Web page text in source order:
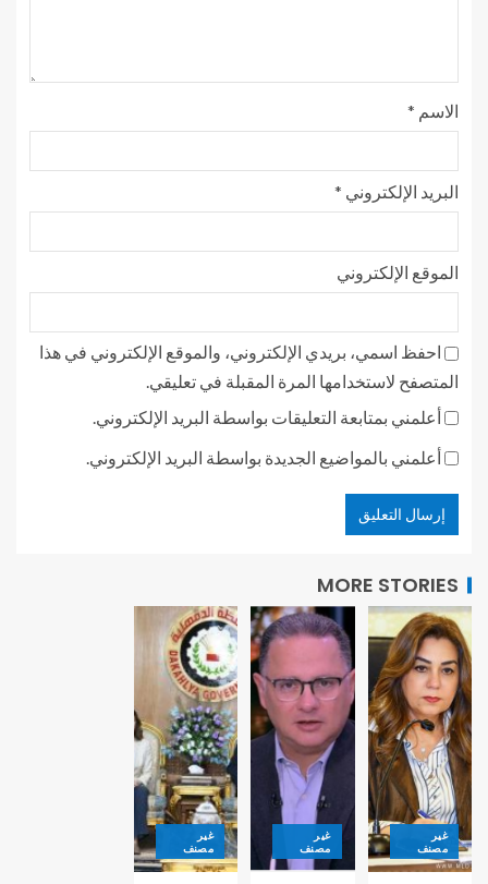
الاسم *
البريد الإلكتروني *
الموقع الإلكتروني
احفظ اسمي، بريدي الإلكتروني، والموقع الإلكتروني في هذا
المتصفح لاستخدامها المرة المقبلة في تعليقي.
أعلمني بمتابعة التعليقات بواسطة البريد الإلكتروني.
أعلمني بالمواضيع الجديدة بواسطة البريد الإلكتروني.
MORE STORIES
غير
مصنف
غير
مصنف
غير
مصنف